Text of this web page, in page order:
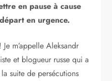
en pause à cause
en urgence.
m’appelle Aleksandr
et blogueur russe qui a
suite de persécutions